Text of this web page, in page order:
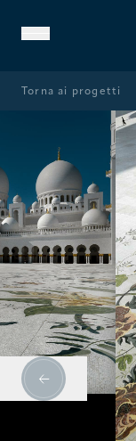
Torna ai progetti